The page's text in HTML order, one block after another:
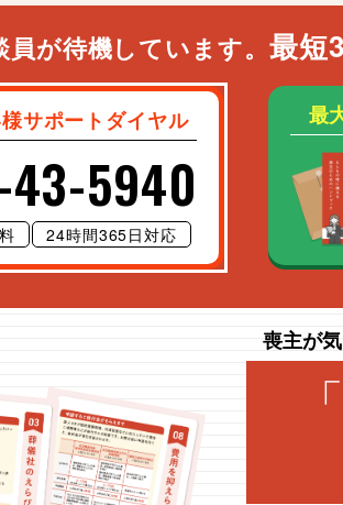
員が待機しています。 最短
サポートダイヤル
5940
24時間365日対応
最
喪主が
「